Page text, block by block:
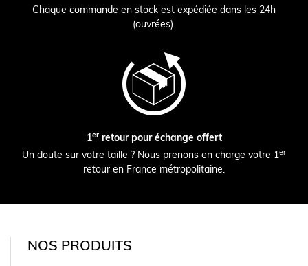
Chaque commande en stock est expédiée dans les 24h
(ouvrées).
1erretour pour échange offert
Un doute sur votre taille ? Nous prenons en charge votre 1er
retour en France métropolitaine.
NOS PRODUITS